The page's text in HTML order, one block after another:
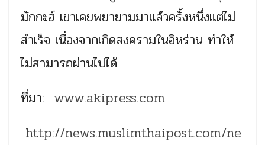
มักกะฮ์ เขาเคยพยายามมาแล้วครั้งหนึ่งแต่ไม่
สำเร็จ เนื่องจากเกิดสงครามในอิหร่าน ทำให้
ไม่สามารถผ่านไปได้
ที่มา: www.akipress.com
http://news.muslimthaipost.com/ne